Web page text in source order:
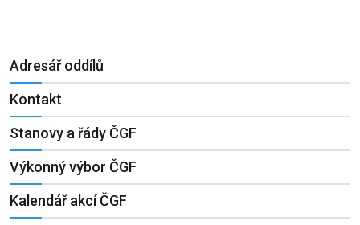
Adresář oddílů
Kontakt
Stanovy a řády ČGF
Výkonný výbor ČGF
Kalendář akcí ČGF